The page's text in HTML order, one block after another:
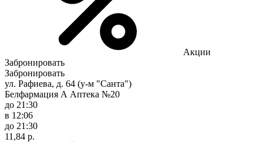
Акции
Забронировать
Забронировать
ул. Рафиева, д. 64 (у-м "Санта")
Белфармация А Аптека №20
до 21:30
в 12:06
до 21:30
11,84 р.